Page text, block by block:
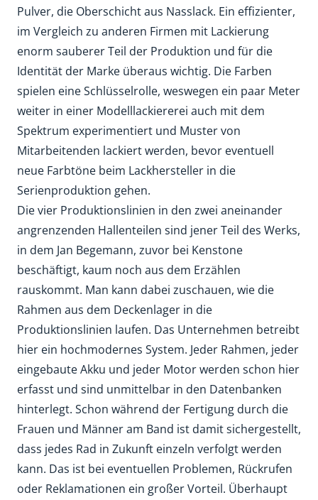
Pulver, die Oberschicht aus Nasslack. Ein effizienter,
im Vergleich zu anderen Firmen mit Lackierung
enorm sauberer Teil der Produktion und für die
Identität der Marke überaus wichtig. Die Farben
spielen eine Schlüsselrolle, weswegen ein paar Meter
weiter in einer Modelllackiererei auch mit dem
Spektrum experimentiert und Muster von
Mitarbeitenden lackiert werden, bevor eventuell
neue Farbtöne beim Lackhersteller in die
Serienproduktion gehen.
Die vier Produktionslinien in den zwei aneinander
angrenzenden Hallenteilen sind jener Teil des Werks,
in dem Jan Begemann, zuvor bei Kenstone
beschäftigt, kaum noch aus dem Erzählen
rauskommt. Man kann dabei zuschauen, wie die
Rahmen aus dem Deckenlager in die
Produktionslinien laufen. Das Unternehmen betreibt
hier ein hochmodernes System. Jeder Rahmen, jeder
eingebaute Akku und jeder Motor werden schon hier
erfasst und sind unmittelbar in den Datenbanken
hinterlegt. Schon während der Fertigung durch die
Frauen und Männer am Band ist damit sichergestellt,
dass jedes Rad in Zukunft einzeln verfolgt werden
kann. Das ist bei eventuellen Problemen, Rückrufen
oder Reklamationen ein großer Vorteil. Überhaupt